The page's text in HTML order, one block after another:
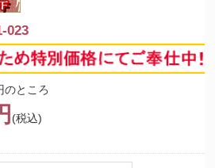
023
のところ
(税込)